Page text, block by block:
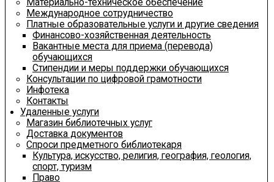
Материально-техническое обеспечение
Международное сотрудничество
Платные образовательные услуги и другие сведения
Финансово-хозяйственная деятельность
Вакантные места для приема (перевода)
обучающихся
Стипендии и меры поддержки обучающихся
Консультации по цифровой грамотности
Инфотека
Контакты
Удаленные услуги
Магазин библиотечных услуг
Доставка документов
Спроси предметного библиотекаря
Культура, искусство, религия, география, геология,
спорт, туризм
Право